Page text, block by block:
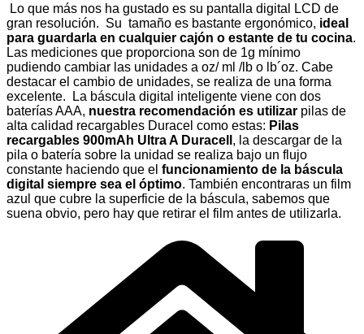
Lo que más nos ha gustado es su pantalla digital LCD de
gran resolución. Su tamaño es bastante ergonómico, ideal
para guardarla en cualquier cajón o estante de tu cocina.
Las mediciones que proporciona son de 1g mínimo
pudiendo cambiar las unidades a oz/ ml /lb o lb´oz. Cabe
destacar el cambio de unidades, se realiza de una forma
excelente. La báscula digital inteligente viene con dos
baterías AAA, nuestra recomendación es utilizar pilas de
alta calidad recargables Duracel como estas: Pilas
recargables 900mAh Ultra A Duracell , la descargar de la
pila o batería sobre la unidad se realiza bajo un flujo
constante haciendo que el funcionamiento de la báscula
digital siempre sea el óptimo. También encontraras un film
azul que cubre la superficie de la báscula, sabemos que
suena obvio, pero hay que retirar el film antes de utilizarla.